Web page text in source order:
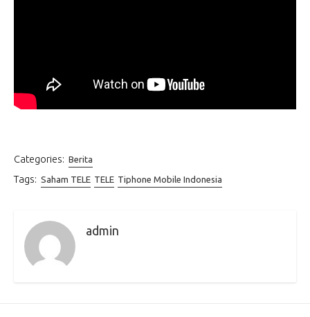
Categories: Berita
Tags: Saham TELE TELE Tiphone Mobile Indonesia
admin